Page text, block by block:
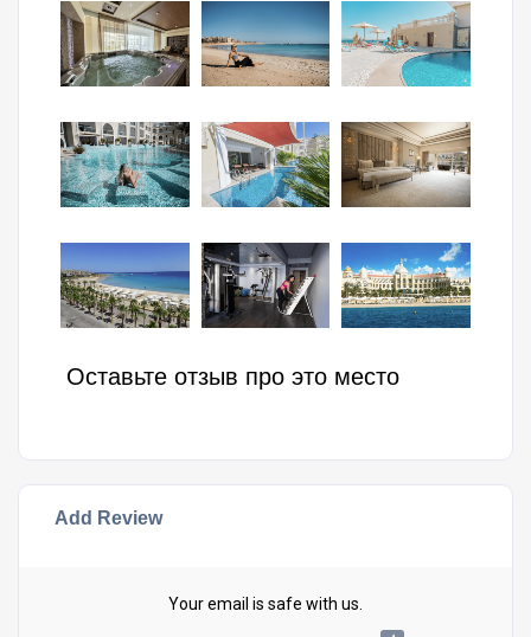
Оставьте отзыв про это место
Add Review
Your email is safe with us.